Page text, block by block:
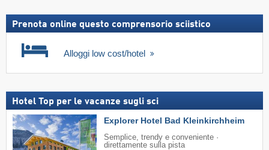
Prenota online questo comprensorio sciistico
Alloggi low cost/hotel
Hotel Top per le vacanze sugli sci
Explorer Hotel Bad Kleinkirchheim
Semplice, trendy e conveniente ·
direttamente sulla pista